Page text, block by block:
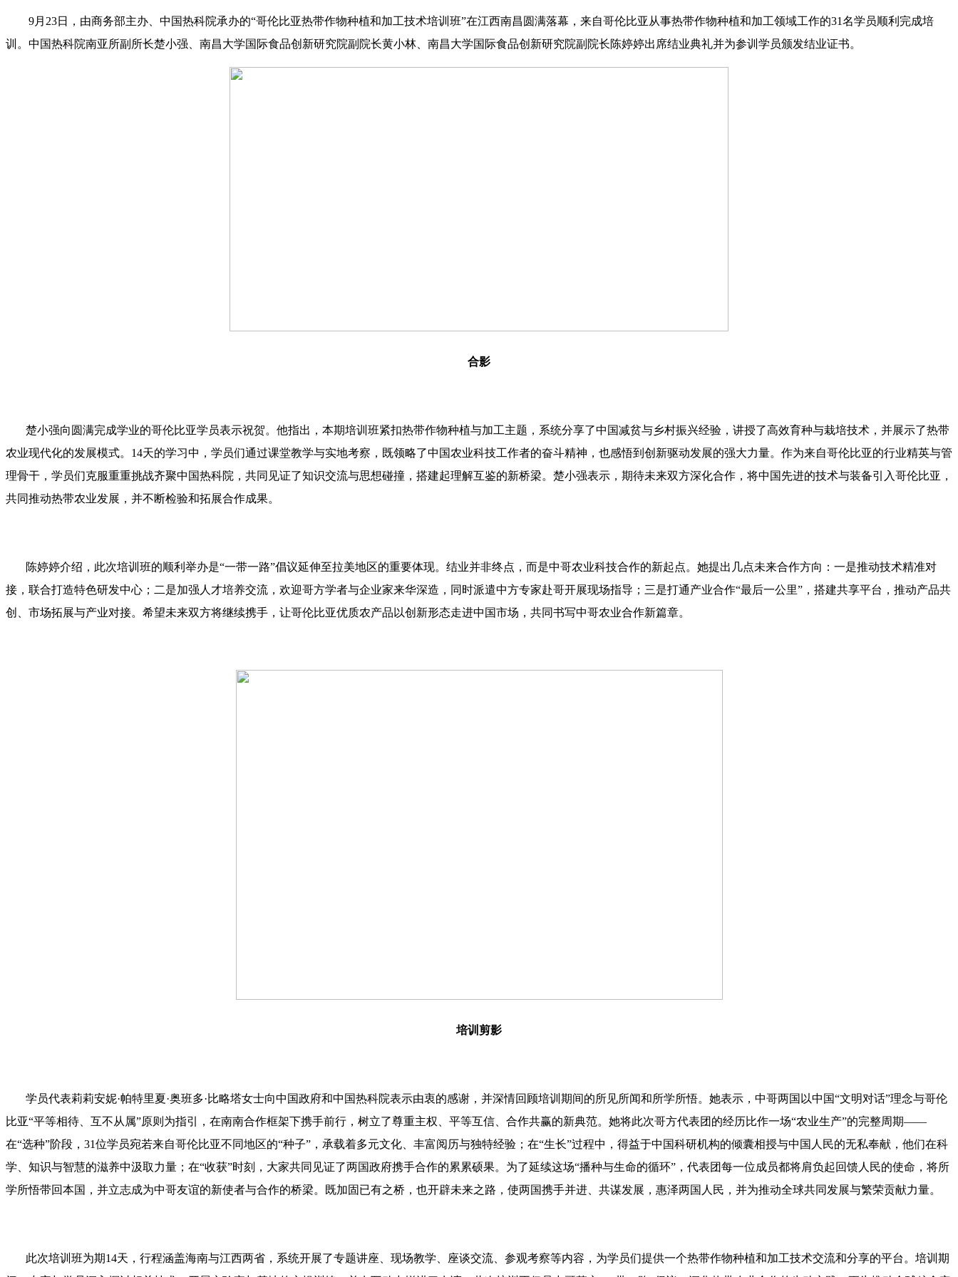
9月23日，由商务部主办、中国热科院承办的“哥伦比亚热带作物种植和加工技术培训班”在江西南昌圆满落幕，来自哥伦比亚从事热带作物种植和加工领域工作的31名学员顺利完成培
训。中国热科院南亚所副所长楚小强、南昌大学国际食品创新研究院副院长黄小林、南昌大学国际食品创新研究院副院长陈婷婷出席结业典礼并为参训学员颁发结业证书。
合影
楚小强向圆满完成学业的哥伦比亚学员表示祝贺。他指出，本期培训班紧扣热带作物种植与加工主题，系统分享了中国减贫与乡村振兴经验，讲授了高效育种与栽培技术，并展示了热带
农业现代化的发展模式。14天的学习中，学员们通过课堂教学与实地考察，既领略了中国农业科技工作者的奋斗精神，也感悟到创新驱动发展的强大力量。作为来自哥伦比亚的行业精英与管
理骨干，学员们克服重重挑战齐聚中国热科院，共同见证了知识交流与思想碰撞，搭建起理解互鉴的新桥梁。楚小强表示，期待未来双方深化合作，将中国先进的技术与装备引入哥伦比亚，
共同推动热带农业发展，并不断检验和拓展合作成果。
陈婷婷介绍，此次培训班的顺利举办是“一带一路”倡议延伸至拉美地区的重要体现。结业并非终点，而是中哥农业科技合作的新起点。她提出几点未来合作方向：一是推动技术精准对
接，联合打造特色研发中心；二是加强人才培养交流，欢迎哥方学者与企业家来华深造，同时派遣中方专家赴哥开展现场指导；三是打通产业合作“最后一公里”，搭建共享平台，推动产品共
创、市场拓展与产业对接。希望未来双方将继续携手，让哥伦比亚优质农产品以创新形态走进中国市场，共同书写中哥农业合作新篇章。
培训剪影
学员代表莉莉安妮·帕特里夏·奥班多·比略塔女士向中国政府和中国热科院表示由衷的感谢，并深情回顾培训期间的所见所闻和所学所悟。她表示，中哥两国以中国“文明对话”理念与哥伦
比亚“平等相待、互不从属”原则为指引，在南南合作框架下携手前行，树立了尊重主权、平等互信、合作共赢的新典范。她将此次哥方代表团的经历比作一场“农业生产”的完整周期——
在“选种”阶段，31位学员宛若来自哥伦比亚不同地区的“种子”，承载着多元文化、丰富阅历与独特经验；在“生长”过程中，得益于中国科研机构的倾囊相授与中国人民的无私奉献，他们在科
学、知识与智慧的滋养中汲取力量；在“收获”时刻，大家共同见证了两国政府携手合作的累累硕果。为了延续这场“播种与生命的循环”，代表团每一位成员都将肩负起回馈人民的使命，将所
学所悟带回本国，并立志成为中哥友谊的新使者与合作的桥梁。既加固已有之桥，也开辟未来之路，使两国携手并进、共谋发展，惠泽两国人民，并为推动全球共同发展与繁荣贡献力量。
此次培训班为期14天，行程涵盖海南与江西两省，系统开展了专题讲座、现场教学、座谈交流、参观考察等内容，为学员们提供一个热带作物种植和加工技术交流和分享的平台。培训期